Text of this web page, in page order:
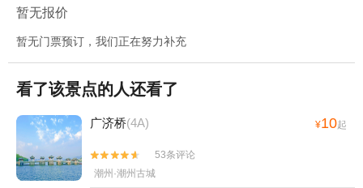
暂无报价
暂无门票预订，我们正在努力补充
看了该景点的人还看了
广济桥(4A) ¥10起


53条评论
潮州·潮州古城